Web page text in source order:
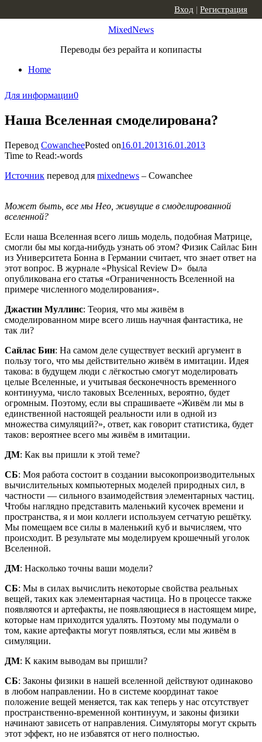
MixedNews
Переводы без рерайта и копипасты
Home
Вход | Регистрация
Для информации0
Наша Вселенная смоделирована?
Перевод CowancheePosted on16.01.201316.01.2013
Time to Read:-words
Источник перевод для mixednews – Cowanchee
Может быть, все мы Нео, живущие в смоделированной
вселенной?
Если наша Вселенная всего лишь модель, подобная Матрице,
смогли бы мы когда-нибудь узнать об этом? Физик Сайлас Бин
из Университета Бонна в Германии считает, что знает ответ на
этот вопрос. В журнале «Physical Review D» была
опубликована его статья «Ограниченность Вселенной на
примере численного моделирования».
Джастин Муллинс: Теория, что мы живём в
смоделированном мире всего лишь научная фантастика, не
так ли?
Сайлас Бин: На самом деле существует веский аргумент в
пользу того, что мы действительно живём в имитации. Идея
такова: в будущем люди с лёгкостью смогут моделировать
целые Вселенные, и учитывая бесконечность временного
континуума, число таковых Вселенных, вероятно, будет
огромным. Поэтому, если вы спрашиваете «Живём ли мы в
единственной настоящей реальности или в одной из
множества симуляций?», ответ, как говорит статистика, будет
таков: вероятнее всего мы живём в имитации.
ДМ: Как вы пришли к этой теме?
СБ: Моя работа состоит в создании высокопроизводительных
вычислительных компьютерных моделей природных сил, в
частности — сильного взаимодействия элементарных частиц.
Чтобы наглядно представить маленький кусочек времени и
пространства, я и мои коллеги используем сетчатую решётку.
Мы помещаем все силы в маленький куб и вычисляем, что
происходит. В результате мы моделируем крошечный уголок
Вселенной.
ДМ: Насколько точны ваши модели?
СБ: Мы в силах вычислить некоторые свойства реальных
вещей, таких как элементарная частица. Но в процессе также
появляются и артефакты, не появляющиеся в настоящем мире,
которые нам приходится удалять. Поэтому мы подумали о
том, какие артефакты могут появляться, если мы живём в
симуляции.
ДМ: К каким выводам вы пришли?
СБ: Законы физики в нашей вселенной действуют одинаково
в любом направлении. Но в системе координат такое
положение вещей меняется, так как теперь у нас отсутствует
пространственно-временной континуум, и законы физики
начинают зависеть от направления. Симуляторы могут скрыть
этот эффект, но не избавятся от него полностью.